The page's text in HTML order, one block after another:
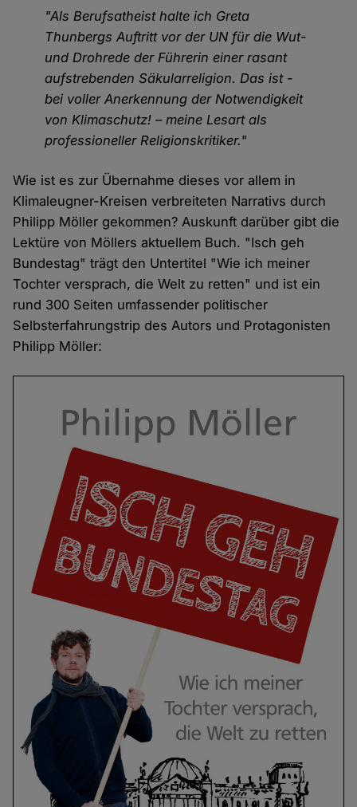
"Als Berufsatheist halte ich Greta
Thunbergs Auftritt vor der UN für die Wut-
und Drohrede der Führerin einer rasant
aufstrebenden Säkularreligion. Das ist -
bei voller Anerkennung der Notwendigkeit
von Klimaschutz! – meine Lesart als
professioneller Religionskritiker."
Wie ist es zur Übernahme dieses vor allem in
Klimaleugner-Kreisen verbreiteten Narrativs durch
Philipp Möller gekommen? Auskunft darüber gibt die
Lektüre von Möllers aktuellem Buch. "Isch geh
Bundestag" trägt den Untertitel "Wie ich meiner
Tochter versprach, die Welt zu retten" und ist ein
rund 300 Seiten umfassender politischer
Selbsterfahrungstrip des Autors und Protagonisten
Philipp Möller: